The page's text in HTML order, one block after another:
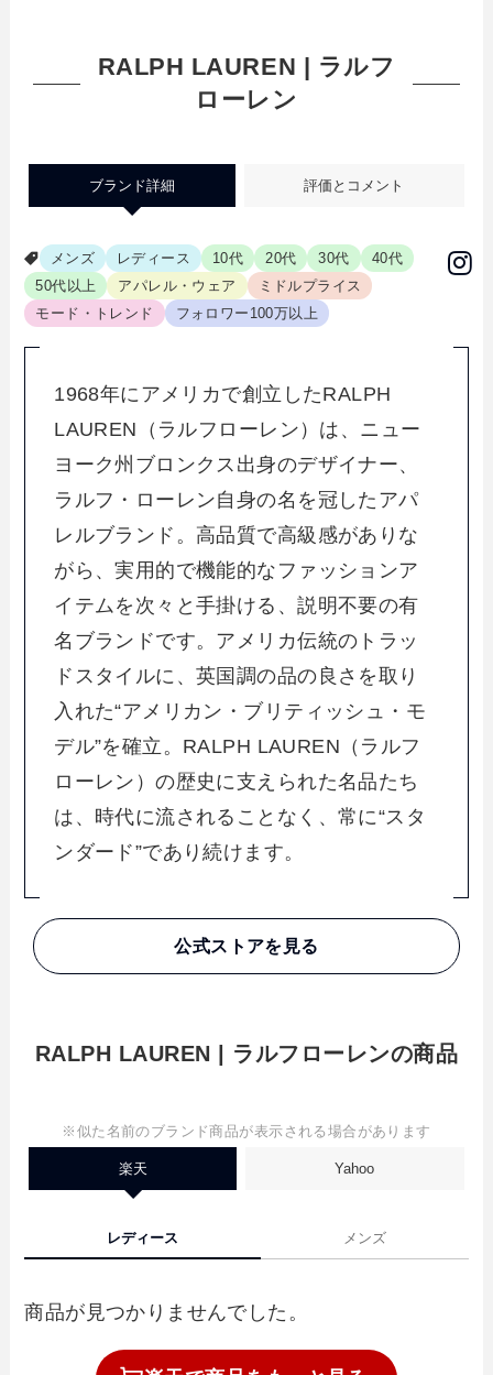
RALPH LAUREN | ラルフ
ローレン
ブランド詳細 評価とコメント
メンズ レディース 10代 20代 30代
40代
50代以上
アパレル・ウェア
ミドルプライス
モード・トレンド
フォロワー100万以上
1968年にアメリカで創立したRALPH
LAUREN（ラルフローレン）は、ニュー
ヨーク州ブロンクス出身のデザイナー、
ラルフ・ローレン自身の名を冠したアパ
レルブランド。高品質で高級感がありな
がら、実用的で機能的なファッションア
イテムを次々と手掛ける、説明不要の有
名ブランドです。アメリカ伝統のトラッ
ドスタイルに、英国調の品の良さを取り
入れた“アメリカン・ブリティッシュ・モ
デル”を確立。RALPH LAUREN（ラルフ
ローレン）の歴史に支えられた名品たち
は、時代に流されることなく、常に“スタ
ンダード”であり続けます。
公式ストアを見る
RALPH LAUREN | ラルフローレンの商品
※似た名前のブランド商品が表示される場合があります
楽天 Yahoo
レディース メンズ
商品が見つかりませんでした。